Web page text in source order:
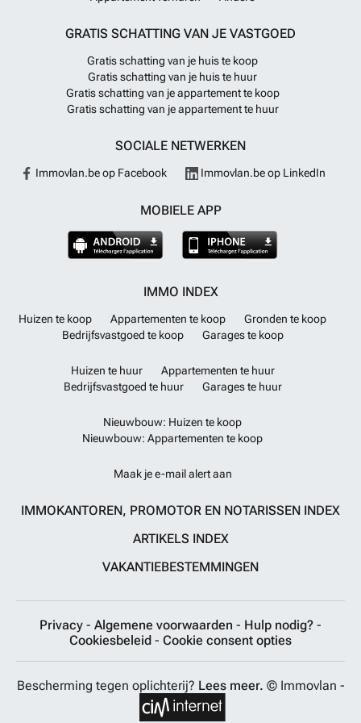
GRATIS SCHATTING VAN JE VASTGOED
Gratis schatting van je huis te koop
Gratis schatting van je huis te huur
Gratis schatting van je appartement te koop
Gratis schatting van je appartement te huur
SOCIALE NETWERKEN
Immovlan.be op Facebook Immovlan.be op LinkedIn
MOBIELE APP
IMMO INDEX
Huizen te koop Appartementen te koop
Gronden te koop
Bedrijfsvastgoed te koop
Garages te koop
Huizen te huur
Appartementen te huur
Bedrijfsvastgoed te huur
Garages te huur
Nieuwbouw: Huizen te koop
Nieuwbouw: Appartementen te koop
Maak je e-mail alert aan
IMMOKANTOREN, PROMOTOR EN NOTARISSEN INDEX
ARTIKELS INDEX
VAKANTIEBESTEMMINGEN
Privacy - Algemene voorwaarden - Hulp nodig? -
Cookiesbeleid - Cookie consent opties
Bescherming tegen oplichterij? Lees meer. © Immovlan -